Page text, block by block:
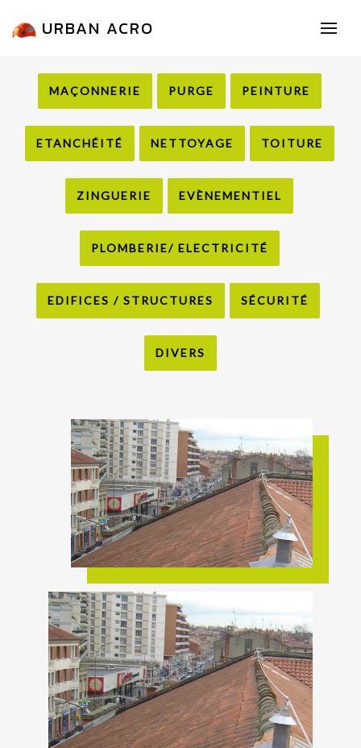
URBAN ACRO
MAÇONNERIE PURGE PEINTURE
ETANCHÉITÉ NETTOYAGE TOITURE
ZINGUERIE EVÈNEMENTIEL
PLOMBERIE/ ELECTRICITÉ
EDIFICES / STRUCTURES SÉCURITÉ
DIVERS